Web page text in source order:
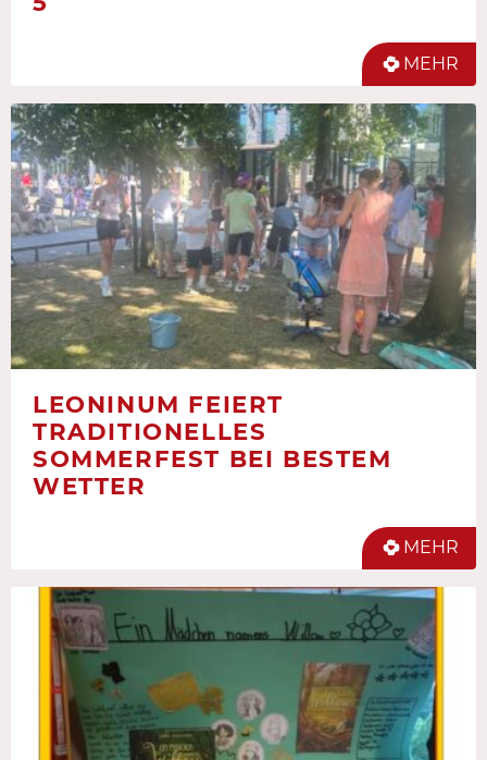
MEHR
LEONINUM FEIERT
TRADITIONELLES
SOMMERFEST BEI BESTEM
WETTER
MEHR